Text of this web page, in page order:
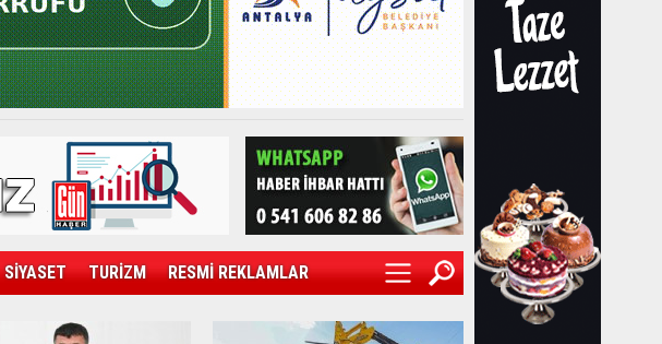
SİYASET TURİZM RESMİ REKLAMLAR